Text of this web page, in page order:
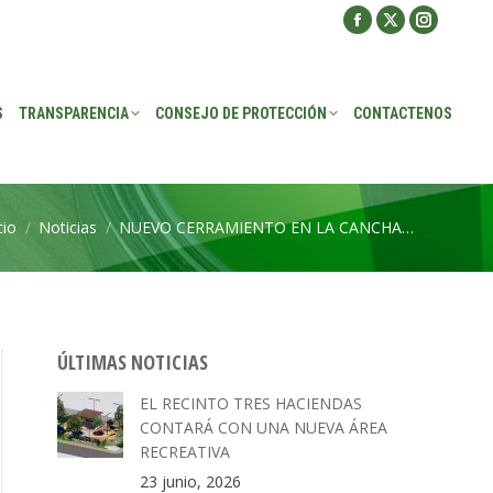
Facebook
in
X
in
in
TRANSPARENCIA CONSEJO DE PROTECCIÓN CONTACTENOS
aquí:
Noticias NUEVO CERRAMIENTO EN LA CANCHA…
ÚLTIMAS NOTICIAS
EL RECINTO TRES HACIENDAS
CONTARÁ CON UNA NUEVA ÁREA
RECREATIVA
23 junio, 2026